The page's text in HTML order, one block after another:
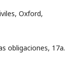
Oxford,
obligaciones, 17a.